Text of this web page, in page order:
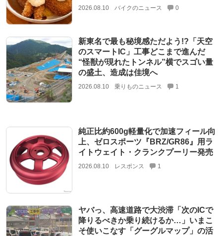
2026.08.10 バイクのニュース 0
新東名で最も秘境感ただよう!?「天空
のスマートIC」工事どこまで進んだ
“怪獣が現れたトンネル”横でスゴい量
の盛土、造成は佳境へ
2026.08.10 乗りものニュース 1
純正比約600g軽量化で加速フィール向
上、ゼロスポーツ『BRZ/GR86』用ラ
イトウェイト・クランクプーリー発売
2026.08.10 レスポンス 1
ヤバっ、高速道路で大渋滞「次のICで
降りるべきか乗り続けるか…」いまこ
そ使いこなす「グーグルマップ」の活